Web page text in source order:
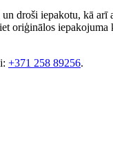
droši iepakotu, kā arī
oriģinālos
+371 258 89256.